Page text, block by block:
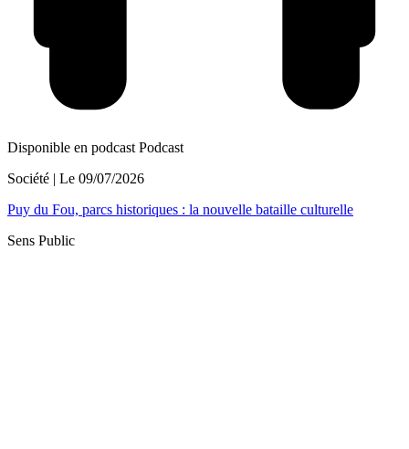
Disponible en podcast Podcast
Société | Le 09/07/2026
Puy du Fou, parcs historiques : la nouvelle bataille culturelle
Sens Public